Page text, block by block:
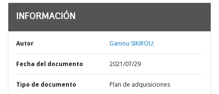
INFORMACIÓN
Autor Ganiou SIKIROU;
Fecha del documento 2021/07/29
Tipo de documento Plan de adquisiciones